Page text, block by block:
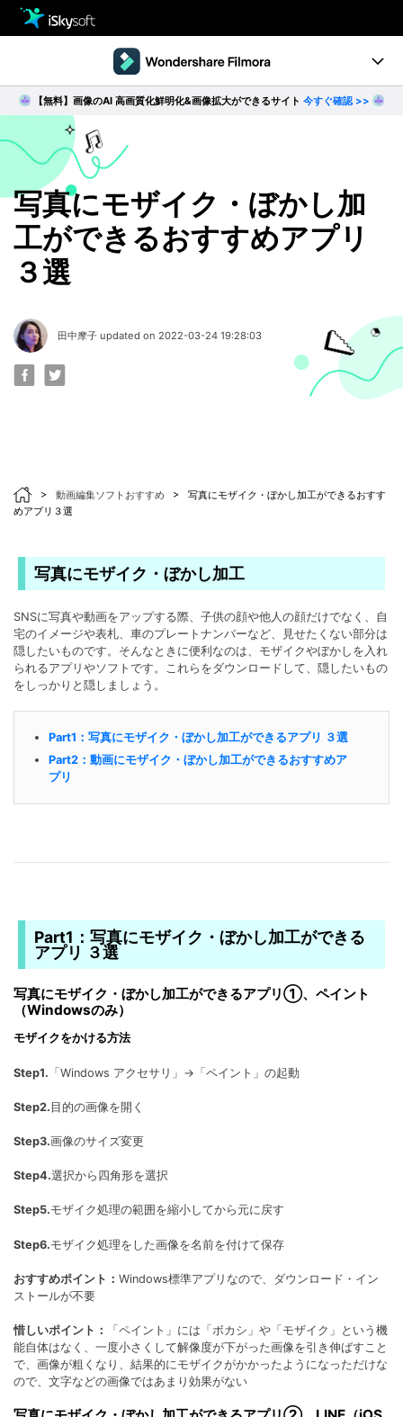
Utility
製品活用事例
ストア
ダウンロード
サポート
製品ページ
Filmstock
操作ガイド
動作環境
動画編集の基本とコツ
無料ダウンロード
【無料】画像のAI 高画質化鮮明化&画像拡大ができるサイト 今すぐ確認 >>
写真にモザイク・ぼかし加
工ができるおすすめアプリ
３選
田中摩子 updated on 2022-03-24 19:28:03
> 動画編集ソフトおすすめ >
写真にモザイク・ぼかし加工ができるおすす
めアプリ３選
写真にモザイク・ぼかし加工
SNSに写真や動画をアップする際、子供の顔や他人の顔だけでなく、自
宅のイメージや表札、車のプレートナンバーなど、見せたくない部分は
隠したいものです。そんなときに便利なのは、モザイクやぼかしを入れ
られるアプリやソフトです。これらをダウンロードして、隠したいもの
をしっかりと隠しましょう。
Part1：写真にモザイク・ぼかし加工ができるアプリ ３選
Part2：動画にモザイク・ぼかし加工ができるおすすめア
プリ
Part1：写真にモザイク・ぼかし加工ができる
アプリ ３選
写真にモザイク・ぼかし加工ができるアプリ①、ペイント
（Windowsのみ）
モザイクをかける方法
Step1. 「Windows アクセサリ」→「ペイント」の起動
Step2. 目的の画像を開く
Step3.画像のサイズ変更
Step4.選択から四角形を選択
Step5.モザイク処理の範囲を縮小してから元に戻す
Step6.モザイク処理をした画像を名前を付けて保存
おすすめポイント： Windows標準アプリなので、ダウンロード・イン
ストールが不要
惜しいポイント：
「ペイント」には「ボカシ」や「モザイク」という機
能自体はなく、一度小さくして解像度が下がった画像を引き伸ばすこと
で、画像が粗くなり、結果的にモザイクがかかったようになっただけな
ので、文字などの画像ではあまり効果がない